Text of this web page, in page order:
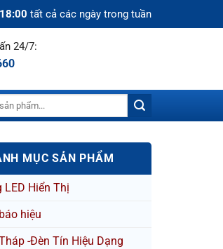
tất cả các ngày trong tuần
24/7:
MỤC SẢN PHẨM
LED Hiển Thị
hiệu
-Đèn Tín Hiệu Dạng